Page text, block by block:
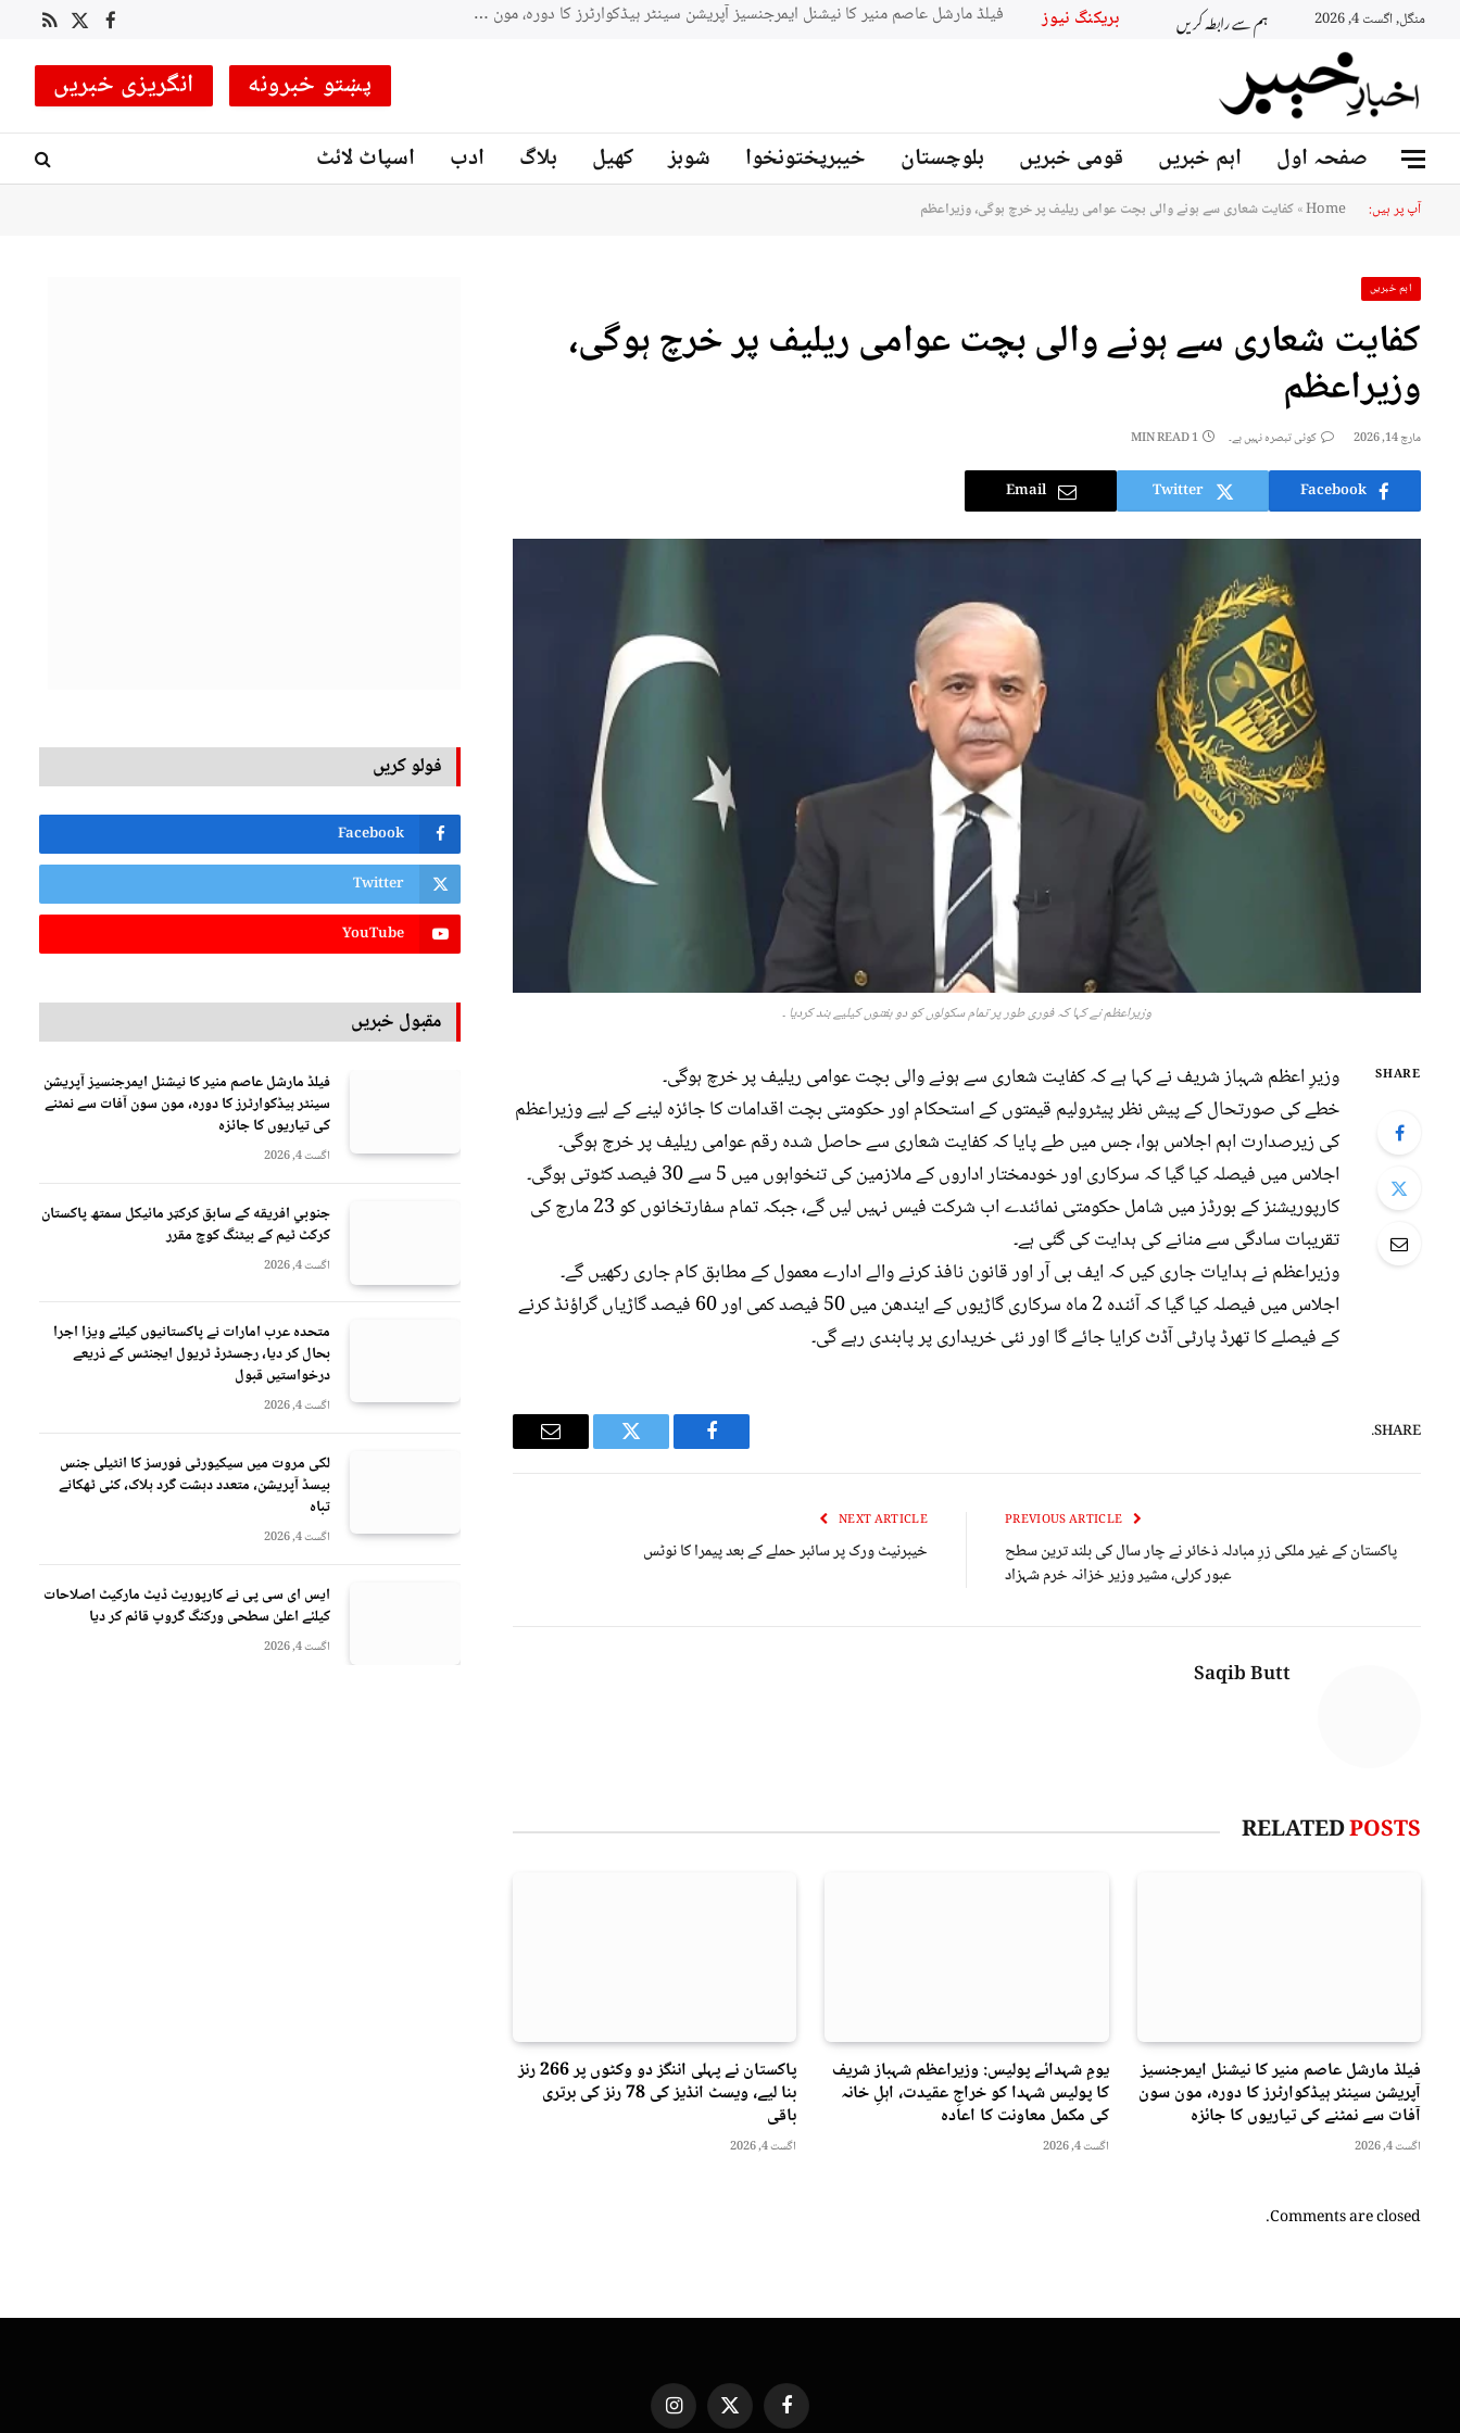
منگل, اگست 4, 2026 ہم سے رابطہ کریں بریکنگ نیوز جنوبي افريقه کے سابق کرکټر مائیکل سمتھ پاکستان کرکٹ ٹیم کے بیٹنگ کوچ مقرر Facebook
X
RSS
پښتو خبرونه انگریزی خبریں
صفحہ اول اہم خبریں قومی خبریں بلوچستان خیبرپختونخوا شوبز کھیل بلاگ ادب اسپاٹ لائٹ
آپ پر ہیں: Home
»کفایت شعاری سے ہونے والی بچت عوامی ریلیف پر خرچ ہوگی، وزیراعظم
اہم خبریں
کفایت شعاری سے ہونے والی بچت عوامی ریلیف پر خرچ ہوگی،
وزیراعظم
مارچ 14, 2026 کوئی تبصرہ نہیں ہے۔ 1 MIN READ
Facebook
Twitter
Email
وزیراعظم نے کہا کہ فوری طور پر تمام سکولوں کو دو ہفتوں کیلیے بند کردیا ۔
SHARE
وزیرِ اعظم شہباز شریف نے کہا ہے کہ کفایت شعاری سے ہونے والی بچت عوامی ریلیف پر خرچ ہوگی۔
خطے کی صورتحال کے پیش نظر پیٹرولیم قیمتوں کے استحکام اور حکومتی بچت اقدامات کا جائزہ لینے کے لیے وزیراعظم
کی زیرصدارت اہم اجلاس ہوا، جس میں طے پایا کہ کفایت شعاری سے حاصل شدہ رقم عوامی ریلیف پر خرچ ہوگی۔
اجلاس میں فیصلہ کیا گیا کہ سرکاری اور خودمختار اداروں کے ملازمین کی تنخواہوں میں 5 سے 30 فیصد کٹوتی ہوگی۔
کارپوریشنز کے بورڈز میں شامل حکومتی نمائندے اب شرکت فیس نہیں لیں گے، جبکہ تمام سفارتخانوں کو 23 مارچ کی
تقریبات سادگی سے منانے کی ہدایت کی گئی ہے۔
وزیراعظم نے ہدایات جاری کیں کہ ایف بی آر اور قانون نافذ کرنے والے ادارے معمول کے مطابق کام جاری رکھیں گے۔
اجلاس میں فیصلہ کیا گیا کہ آئندہ 2 ماہ سرکاری گاڑیوں کے ایندھن میں 50 فیصد کمی اور 60 فیصد گاڑیاں گراؤنڈ کرنے
کے فیصلے کا تھرڈ پارٹی آڈٹ کرایا جائے گا اور نئی خریداری پر پابندی رہے گی۔
SHARE.
Facebook
Twitter
Email
پاکستان کے غیر ملکی زرِ مبادلہ ذخائر نے چار سال کی بلند ترین سطح
عبور کرلی، مشیر وزیر خزانہ خرم شہزاد
NEXT ARTICLE
خیبرنیٹ ورک پر سائبر حملے کے بعد پیمرا کا نوٹس
Saqib Butt
RELATEDPOSTS
فیلڈ مارشل عاصم منیر کا نیشنل ایمرجنسیز
آپریشن سینٹر ہیڈکوارٹرز کا دورہ، مون سون
آفات سے نمٹنے کی تیاریوں کا جائزہ
اگست 4, 2026
یومِ شہدائے پولیس: وزیراعظم شہباز شریف
کا پولیس شہدا کو خراجِ عقیدت، اہلِ خانہ
کی مکمل معاونت کا اعادہ
اگست 4, 2026
پاکستان نے پہلی اننگز دو وکٹوں پر 266 رنز
بنا لیے، ویسٹ انڈیز کی 78 رنز کی برتری
باقی
اگست 4, 2026
Comments are closed.
فولو کریں
Facebook
Twitter
YouTube
مقبول خبریں
فیلڈ مارشل عاصم منیر کا نیشنل ایمرجنسیز آپریشن
سینٹر ہیڈکوارٹرز کا دورہ، مون سون آفات سے نمٹنے
کی تیاریوں کا جائزہ
اگست 4, 2026
جنوبي افريقه کے سابق کرکټر مائیکل سمتھ پاکستان
کرکٹ ٹیم کے بیٹنگ کوچ مقرر
اگست 4, 2026
متحدہ عرب امارات نے پاکستانیوں کیلئے ویزا اجرا
بحال کر دیا، رجسٹرڈ ٹریول ایجنٹس کے ذریعے
درخواستیں قبول
اگست 4, 2026
لکی مروت میں سیکیورٹی فورسز کا انٹیلی جنس
بیسڈ آپریشن، متعدد دہشت گرد ہلاک، کئی ٹھکانے
تباہ
اگست 4, 2026
ایس ای سی پی نے کارپوریٹ ڈیٹ مارکیٹ اصلاحات
کیلئے اعلیٰ سطحی ورکنگ گروپ قائم کر دیا
اگست 4, 2026
Facebook
X
Instagram